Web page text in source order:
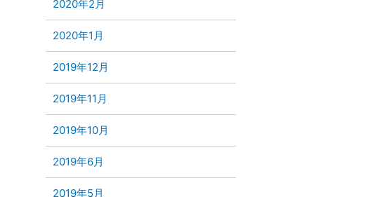
2020年2月
2020年1月
2019年12月
2019年11月
2019年10月
2019年6月
2019年5月